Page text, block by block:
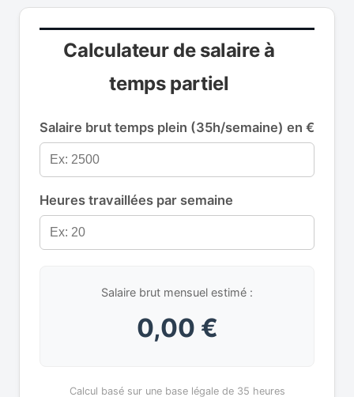
Calculateur de salaire à
temps partiel
Salaire brut temps plein (35h/semaine) en €
Heures travaillées par semaine
Salaire brut mensuel estimé :
0,00 €
Calcul basé sur une base légale de 35 heures